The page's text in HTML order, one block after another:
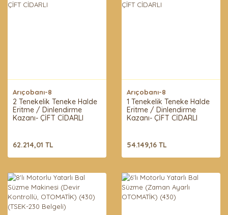
Arıçobanı-8
2 Tenekelik Teneke Halde
Eritme / Dinlendirme
Kazanı- ÇİFT CİDARLI
62.214,01 TL
Arıçobanı-8
1 Tenekelik Teneke Halde
Eritme / Dinlendirme
Kazanı- ÇİFT CİDARLI
54.149,16 TL